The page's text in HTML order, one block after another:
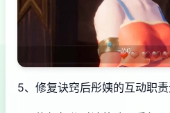
5、修复诀窍后彤姨的互动职